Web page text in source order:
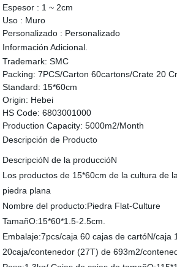
Espesor : 1 ~ 2cm
Uso : Muro
Personalizado : Personalizado
Información Adicional.
Trademark: SMC
Packing: 7PCS/Carton 60cartons/Crate 20
Standard: 15*60cm
Origin: Hebei
HS Code: 6803001000
Production Capacity: 5000m2/Month
Descripción de Producto
DescripcióN de la produccióN
Los productos de 15*60cm de la cultura de
piedra plana
Nombre del producto:Piedra Flat-Culture
TamañO:15*60*1.5-2.5cm.
Embalaje:7pcs/caja 60 cajas de cartóN/caja
20caja/contenedor (27T) de 693m2/